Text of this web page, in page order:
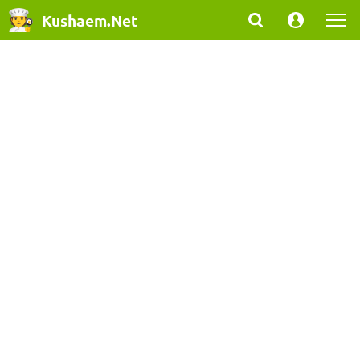
Kushaem.Net